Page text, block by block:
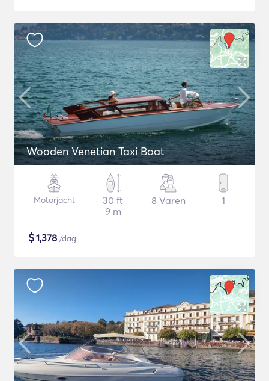
Wooden Venetian Taxi Boat
Motorjacht
30 ft
9 m
8 Varen 1
$1,378 /dag